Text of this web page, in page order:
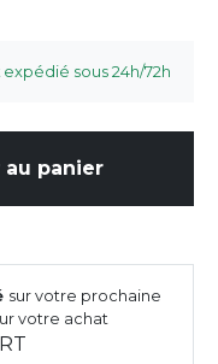
expédié sous 24h/72h
panier
sur votre prochaine
votre achat